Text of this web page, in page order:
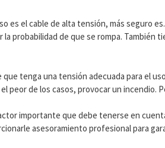
es el cable de alta tensión, más seguro
la probabilidad de que se rompa.
tenga una tensión adecuada para el
peor de los casos, provocar un
importante que debe tenerse en
asesoramiento profesional para